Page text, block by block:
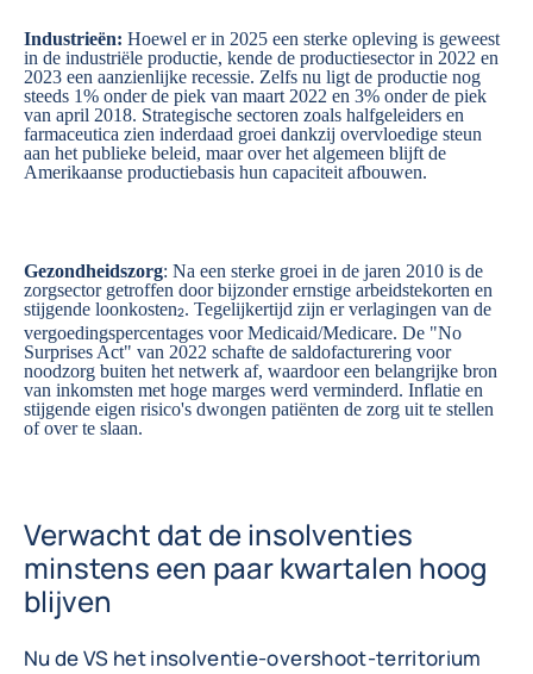
Industrieën: Hoewel er in 2025 een sterke opleving is geweest
in de industriële productie, kende de productiesector in 2022 en
2023 een aanzienlijke recessie. Zelfs nu ligt de productie nog
steeds 1% onder de piek van maart 2022 en 3% onder de piek
van april 2018. Strategische sectoren zoals halfgeleiders en
farmaceutica zien inderdaad groei dankzij overvloedige steun
aan het publieke beleid, maar over het algemeen blijft de
Amerikaanse productiebasis hun capaciteit afbouwen.
Gezondheidszorg: Na een sterke groei in de jaren 2010 is de
zorgsector getroffen door bijzonder ernstige arbeidstekorten en
stijgende loonkosten2. Tegelijkertijd zijn er verlagingen van de
vergoedingspercentages voor Medicaid/Medicare. De "No
Surprises Act" van 2022 schafte de saldofacturering voor
noodzorg buiten het netwerk af, waardoor een belangrijke bron
van inkomsten met hoge marges werd verminderd. Inflatie en
stijgende eigen risico's dwongen patiënten de zorg uit te stellen
of over te slaan.
Verwacht dat de insolventies
minstens een paar kwartalen hoog
blijven
Nu de VS het insolventie-overshoot-territorium